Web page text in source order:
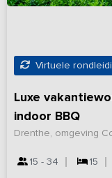
Virtuele
Luxe
indoor BBQ
Drenthe, omgeving
15 - 34 15